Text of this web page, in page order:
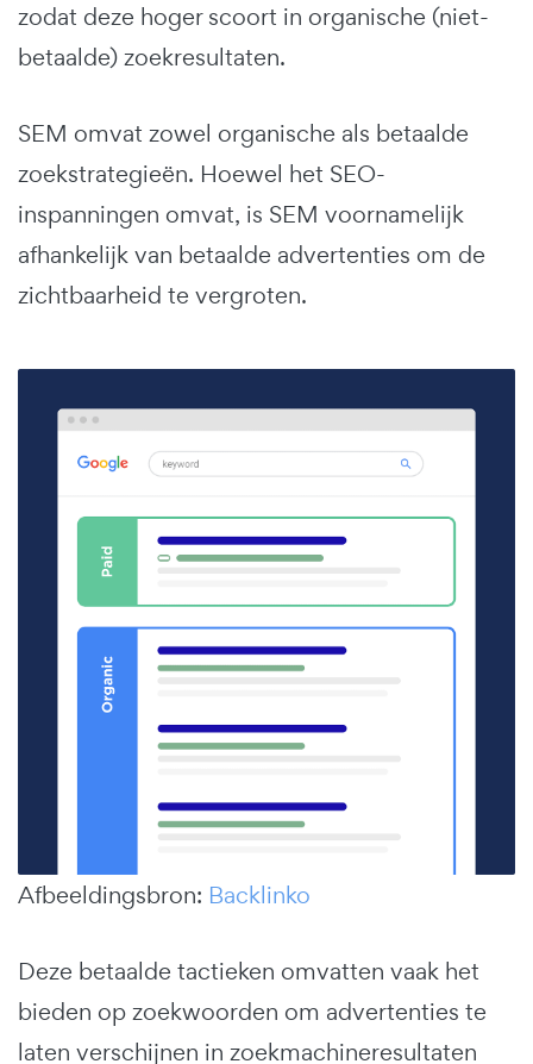
zodat deze hoger scoort in organische (niet-
betaalde) zoekresultaten.
SEM omvat zowel organische als betaalde
zoekstrategieën. Hoewel het SEO-
inspanningen omvat, is SEM voornamelijk
afhankelijk van betaalde advertenties om de
zichtbaarheid te vergroten.
Afbeeldingsbron: Backlinko
Deze betaalde tactieken omvatten vaak het
bieden op zoekwoorden om advertenties te
laten verschijnen in zoekmachineresultaten